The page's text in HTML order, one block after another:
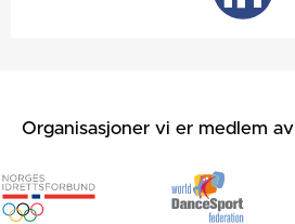
Organisasjoner vi er medlem av